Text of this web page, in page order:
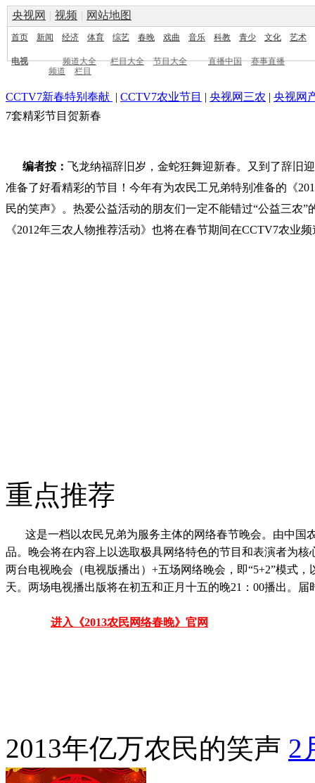
央视网 | 视频 | 网站地图
首页 新闻 经济 体育 综艺 春晚 戏曲 音乐 科教 青少 文化 艺术
电视 频道大全 栏目大全 节目大全 直播中国
赛事直播
频道
栏目
CCTV7新春特别奉献 | CCTV7农业节目 | 央视网三农 | 央视网
7套精彩节目贺新春
编者按： 飞龙纳福辞旧岁，金蛇狂舞迎新春。又到了辞旧
准备了好看精彩的节目！今年有为农民工兄弟特别准备的《
民的笑声》。热爱公益活动的朋友们一定不能错过“公益三农
《2012年三农人物推荐活动》也将在春节期间在CCTV7农业
重点推荐
这是一档以农民兄弟为服务主体的网络春节晚会。由中国
品。晚会将在内容上以选取极具网络特色的节目和表演者为
两台电视晚会（电视版播出）+五场网络晚会，即“5+2”模式
天。两场电视播出版将在初五和正月十五的晚21：00播出。
进入《2013农民网络春晚》官网
2013年亿万农民的笑声 2